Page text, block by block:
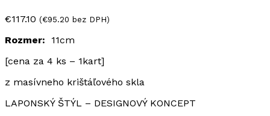
€117.10 (€95.20 bez DPH)
Rozmer: 11cm
[cena za 4 ks – 1kart]
z masívneho krištáľového skla
LAPONSKÝ ŠTÝL – DESIGNOVÝ KONCEPT